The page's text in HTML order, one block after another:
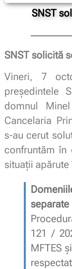
SNST
SNST solicită
Vineri, 7
președintele
domnul
Cancelaria
s-au cerut
confruntăm în
situații
separate
121 /
MFTES